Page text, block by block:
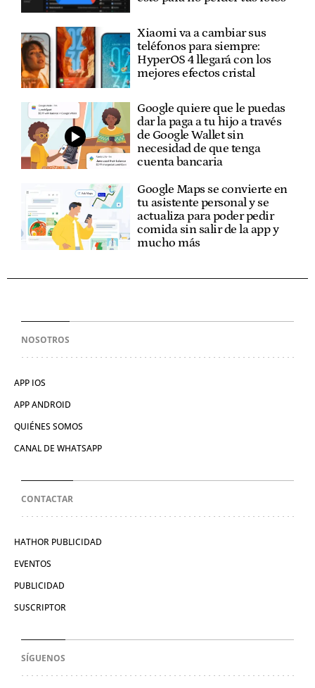
Xiaomi va a cambiar sus
teléfonos para siempre:
HyperOS 4 llegará con los
mejores efectos cristal
Google quiere que le puedas
dar la paga a tu hijo a través
de Google Wallet sin
necesidad de que tenga
cuenta bancaria
Google Maps se convierte en
tu asistente personal y se
actualiza para poder pedir
comida sin salir de la app y
mucho más
NOSOTROS
APP IOS
APP ANDROID
QUIÉNES SOMOS
CANAL DE WHATSAPP
CONTACTAR
HATHOR PUBLICIDAD
EVENTOS
PUBLICIDAD
SUSCRIPTOR
SÍGUENOS